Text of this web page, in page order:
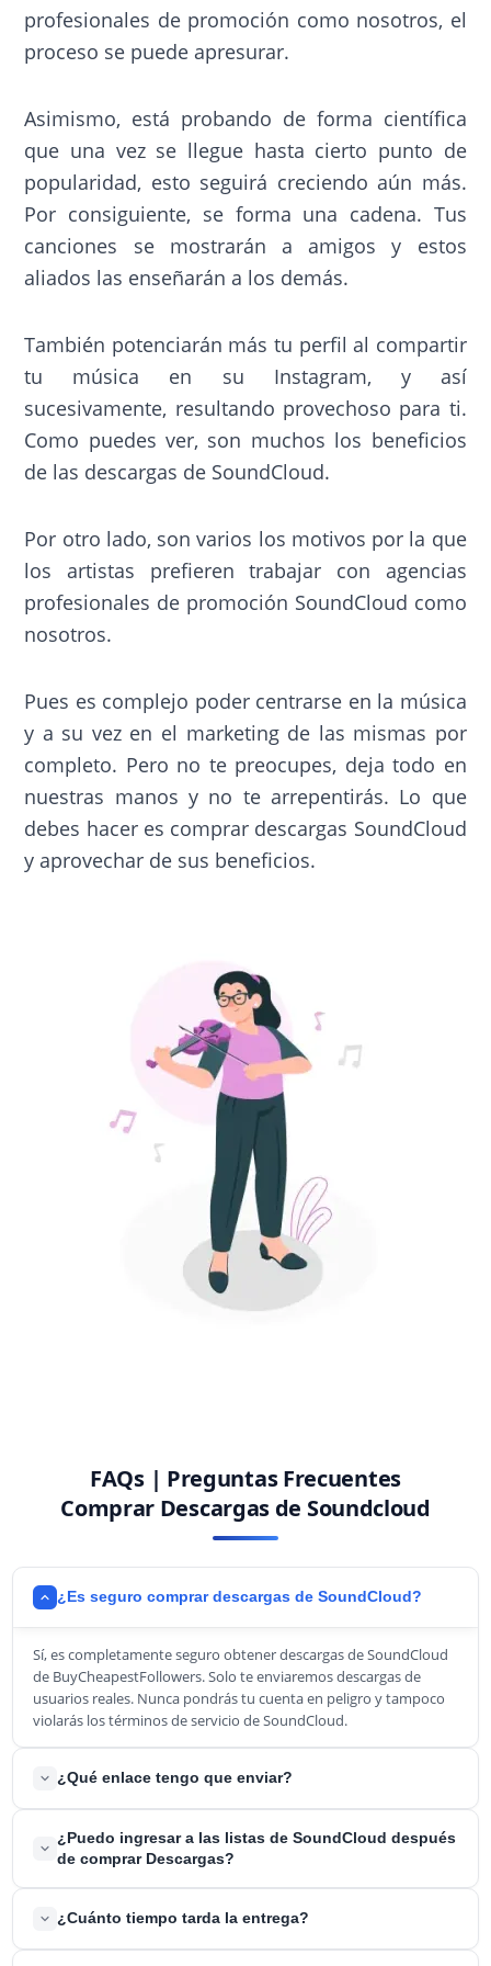
profesionales de promoción como nosotros, el
proceso se puede apresurar.
Asimismo, está probando de forma científica
que una vez se llegue hasta cierto punto de
popularidad, esto seguirá creciendo aún más.
Por consiguiente, se forma una cadena. Tus
canciones se mostrarán a amigos y estos
aliados las enseñarán a los demás.
También potenciarán más tu perfil al compartir
tu música en su Instagram, y así
sucesivamente, resultando provechoso para ti.
Como puedes ver, son muchos los beneficios
de las descargas de SoundCloud.
Por otro lado, son varios los motivos por la que
los artistas prefieren trabajar con agencias
profesionales de promoción SoundCloud como
nosotros.
Pues es complejo poder centrarse en la música
y a su vez en el marketing de las mismas por
completo. Pero no te preocupes, deja todo en
nuestras manos y no te arrepentirás. Lo que
debes hacer es comprar descargas SoundCloud
y aprovechar de sus beneficios.
FAQs | Preguntas Frecuentes
Comprar Descargas de Soundcloud
¿Es seguro comprar descargas de SoundCloud?
Sí, es completamente seguro obtener descargas de SoundCloud
de BuyCheapestFollowers. Solo te enviaremos descargas de
usuarios reales. Nunca pondrás tu cuenta en peligro y tampoco
violarás los términos de servicio de SoundCloud.
¿Qué enlace tengo que enviar?
Envíenos el enlace de SoundCloud a tu canción. Nosotros
enviaremos todas las descargas de SoundCloud a esta canción
¿Puedo ingresar a las listas de SoundCloud después
de comprar Descargas?
Sí, definitivamente puedes. Aunque siempre sugerimos comprar
¿Cuánto tiempo tarda la entrega?